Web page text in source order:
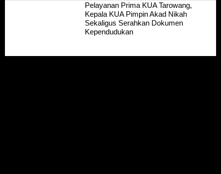
Pelayanan Prima KUA Tarowang,
Kepala KUA Pimpin Akad Nikah
Sekaligus Serahkan Dokumen
Kependudukan